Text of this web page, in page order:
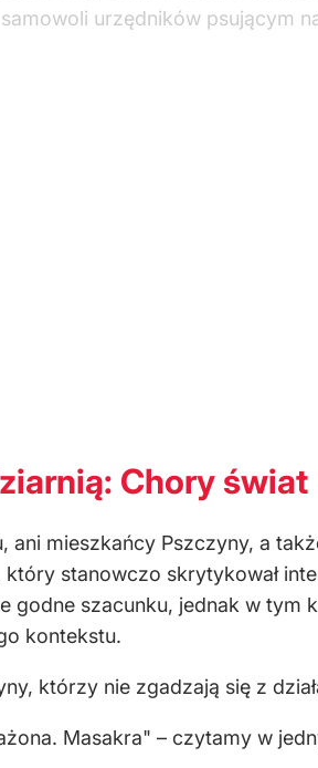
urzędników psującym
Chory świat
mieszkańcy Pszczyny, a
stanowczo skrytykował
godne szacunku, jednak w tym
kontekstu.
którzy nie zgadzają się z
Masakra" – czytamy w